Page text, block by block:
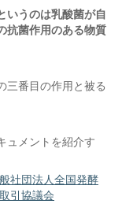
いうのは乳酸菌が自
抗菌作用のある物質
三番目の作用と被る
ュメントを紹介す
社団法人全国発酵
引協議会